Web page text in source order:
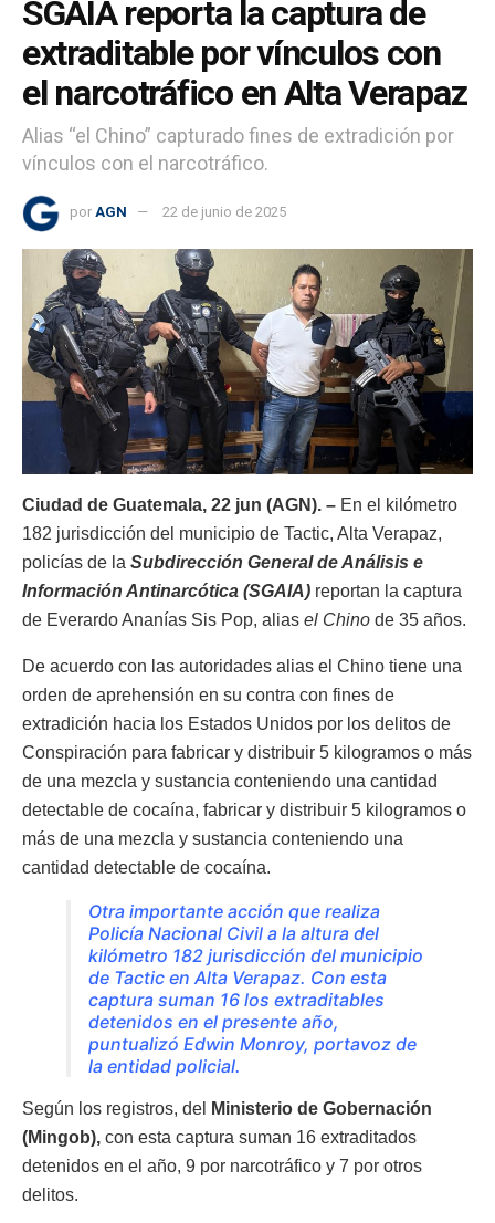
SGAIA reporta la captura de
extraditable por vínculos con
el narcotráfico en Alta Verapaz
Alias “el Chino” capturado fines de extradición por
vínculos con el narcotráfico.
por AGN 22 de junio de 2025
Ciudad de Guatemala, 22 jun (AGN). – En el kilómetro
182 jurisdicción del municipio de Tactic, Alta Verapaz,
policías de la Subdirección General de Análisis e
Información Antinarcótica (SGAIA) reportan la captura
de Everardo Ananías Sis Pop, alias el Chino de 35 años.
De acuerdo con las autoridades alias el Chino tiene una
orden de aprehensión en su contra con fines de
extradición hacia los Estados Unidos por los delitos de
Conspiración para fabricar y distribuir 5 kilogramos o más
de una mezcla y sustancia conteniendo una cantidad
detectable de cocaína, fabricar y distribuir 5 kilogramos o
más de una mezcla y sustancia conteniendo una
cantidad detectable de cocaína.
Otra importante acción que realiza
Policía Nacional Civil a la altura del
kilómetro 182 jurisdicción del municipio
de Tactic en Alta Verapaz. Con esta
captura suman 16 los extraditables
detenidos en el presente año,
puntualizó Edwin Monroy, portavoz de
la entidad policial.
Según los registros, del
Ministerio de Gobernación
(Mingob), con esta captura suman 16 extraditados
detenidos en el año, 9 por narcotráfico y 7 por otros
delitos.